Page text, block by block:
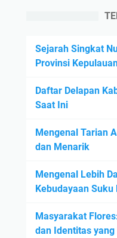
Sejarah Singkat
Provinsi
Daftar Delapan
Saat Ini
Mengenal Tarian
dan Menarik
Mengenal Lebih
Kebudayaan Suku
Masyarakat
dan Identitas yang